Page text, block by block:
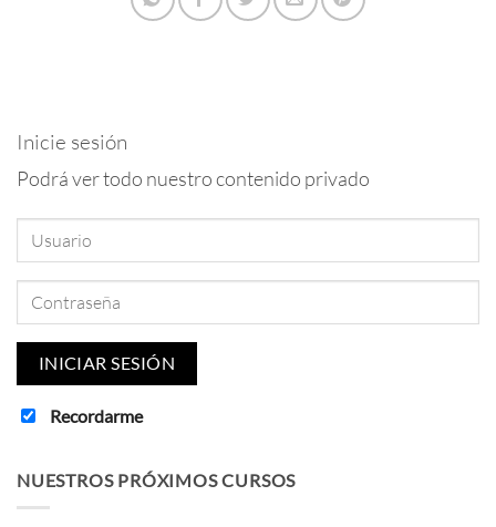
Inicie sesión
Podrá ver todo nuestro contenido privado
Recordarme
NUESTROS PRÓXIMOS CURSOS